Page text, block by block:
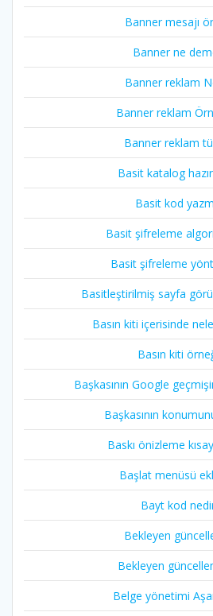
Banner mesajı
Banner ne
Banner reklam
Banner reklam
Banner reklam
Basit katalog
Basit kod
Basit şifreleme
Basit şifreleme
Basitleştirilmiş sayfa
Basın kiti içerisinde
Basın kiti
Başkasının Google
Başkasının
Baskı önizleme
Başlat menüsü
Bayt kod
Bekleyen
Bekleyen
Belge yönetimi